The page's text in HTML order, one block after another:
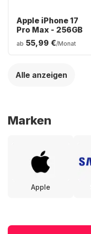
Apple iPhone 17
Pro Max - 256GB
ab 55,99 €/Monat
Alle anzeigen
Marken
Apple